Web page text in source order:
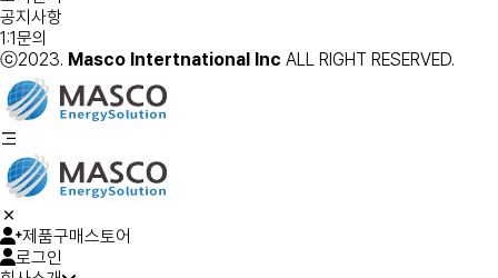
공지사항
1:1문의
ⓒ2023. Masco Intertnational Inc ALL RIGHT RESERVED.
제품구매스토어
로그인